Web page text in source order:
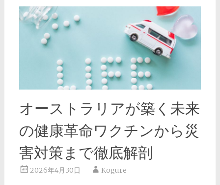
オーストラリアが築く未来
の健康革命ワクチンから災
害対策まで徹底解剖
2026年4月30日 Kogure